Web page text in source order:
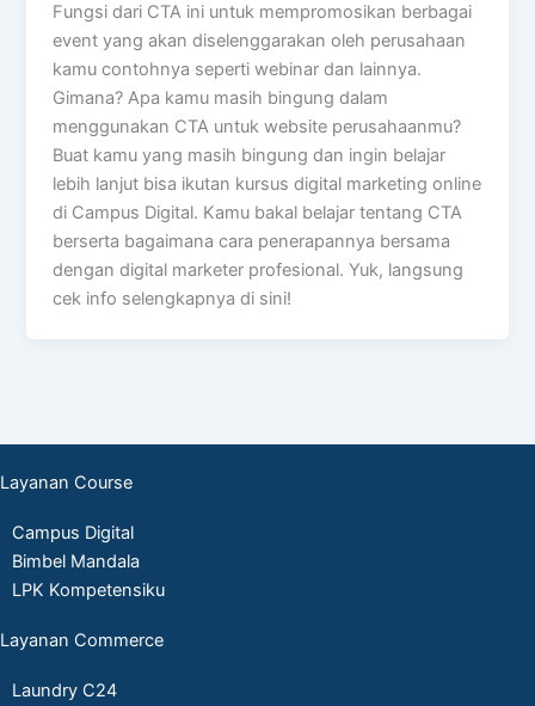
Fungsi dari CTA ini untuk mempromosikan berbagai
event yang akan diselenggarakan oleh perusahaan
kamu contohnya seperti webinar dan lainnya.
Gimana? Apa kamu masih bingung dalam
menggunakan CTA untuk website perusahaanmu?
Buat kamu yang masih bingung dan ingin belajar
lebih lanjut bisa ikutan kursus digital marketing online
di Campus Digital. Kamu bakal belajar tentang CTA
berserta bagaimana cara penerapannya bersama
dengan digital marketer profesional. Yuk, langsung
cek info selengkapnya di sini!
Layanan Course
Campus Digital
Bimbel Mandala
LPK Kompetensiku
Layanan Commerce
Laundry C24